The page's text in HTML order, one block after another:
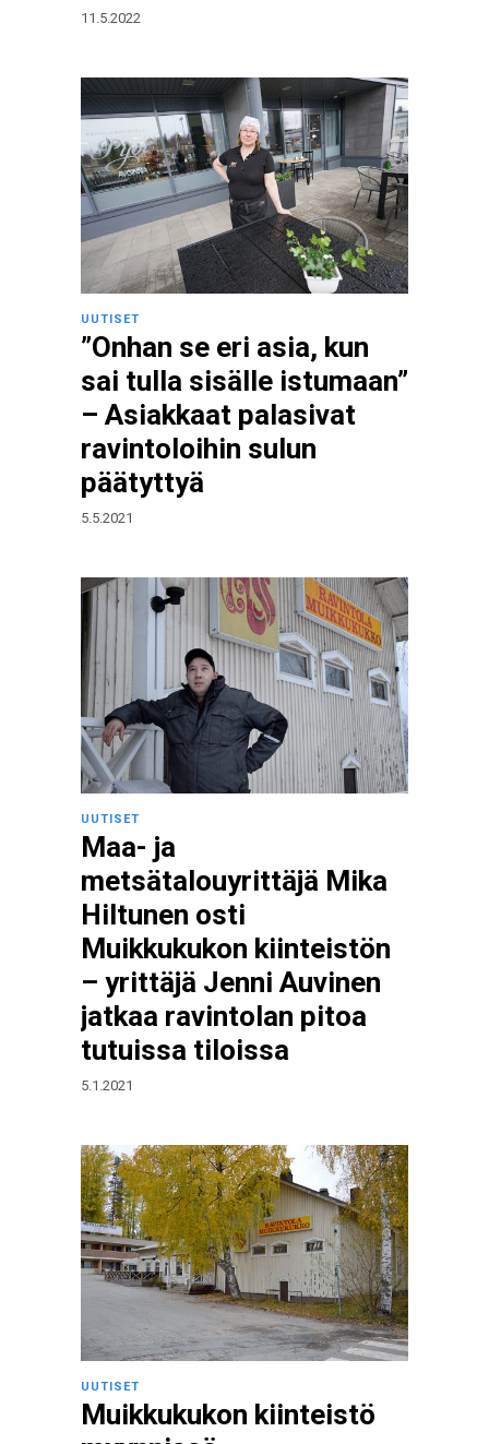
11.5.2022
UUTISET
”Onhan se eri asia, kun
sai tulla sisälle istumaan”
– Asiakkaat palasivat
ravintoloihin sulun
päätyttyä
5.5.2021
UUTISET
Maa- ja
metsätalouyrittäjä Mika
Hiltunen osti
Muikkukukon kiinteistön
– yrittäjä Jenni Auvinen
jatkaa ravintolan pitoa
tutuissa tiloissa
5.1.2021
UUTISET
Muikkukukon kiinteistö